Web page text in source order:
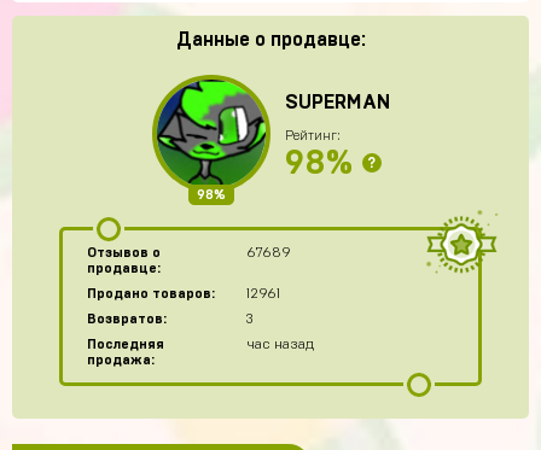
Данные о продавце:
98%
SUPERMAN
Рейтинг:
98% ?
Отзывов о
продавце:
67689
Продано товаров:
12961
Возвратов:
3
Последняя
продажа:
час назад